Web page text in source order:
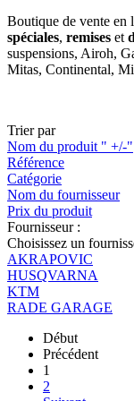
Boutique de vente en
spéciales, remises et
suspensions, Airoh,
Mitas, Continental,
Trier par
Nom du produit " +/-"
Référence
Catégorie
Nom du fournisseur
Prix du produit
Fournisseur :
Choisissez un
AKRAPOVIC
HUSQVARNA
KTM
RADE GARAGE
Début
Précédent
1
2